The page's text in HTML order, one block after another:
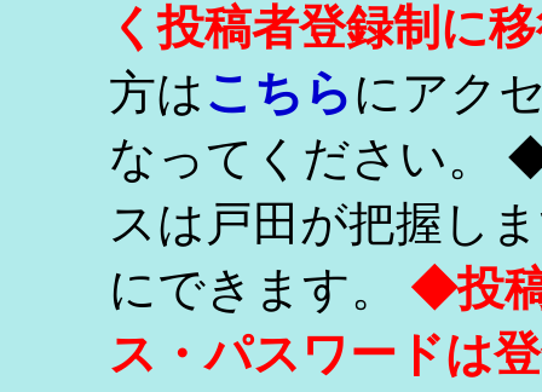
く投稿者登録制に
方はこちらにアク
なってください。
スは戸田が把握し
にできます。 ◆投
ス・パスワードは